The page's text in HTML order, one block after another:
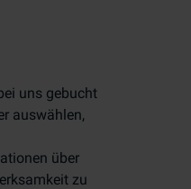
uns gebucht
auswählen,
über
zu